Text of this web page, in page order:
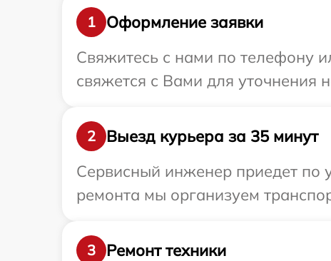
1
Оформление заявки
Свяжитесь с нами по телефону
свяжется с Вами для уточнения
2
Выезд курьера за 35 минут
Сервисный инженер приедет по
ремонта мы организуем
3
Ремонт техники